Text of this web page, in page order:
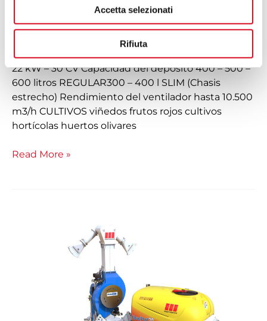
Accetta selezionati
Rifiuta
Atomizadores suspendidos Ideal para superficies
pequeñas y medianas y para tratar cultivos incluso
en terrenos accidentados. Potencia del tractor de
22 kW – 30 CV Capacidad del depósito 400 – 500 –
600 litros REGULAR300 – 400 l SLIM (Chasis
estrecho) Rendimiento del ventilador hasta 10.500
m3/h CULTIVOS viñedos frutos rojos cultivos
hortícolas huertos olivares
Read More »